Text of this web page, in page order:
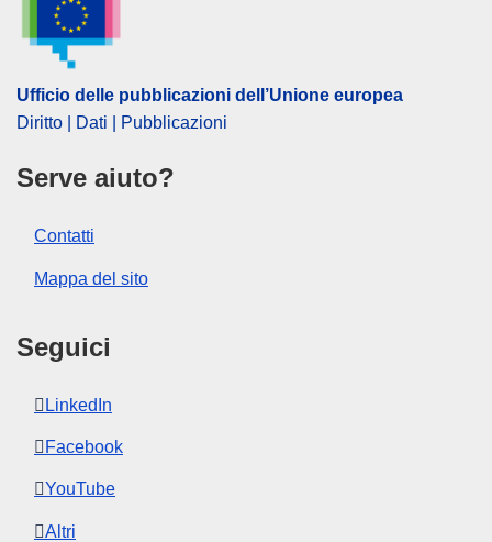
Ufficio delle pubblicazioni dell’Unione europea
Diritto | Dati | Pubblicazioni
Serve aiuto?
Contatti
Mappa del sito
Seguici
LinkedIn
Facebook
YouTube
Altri